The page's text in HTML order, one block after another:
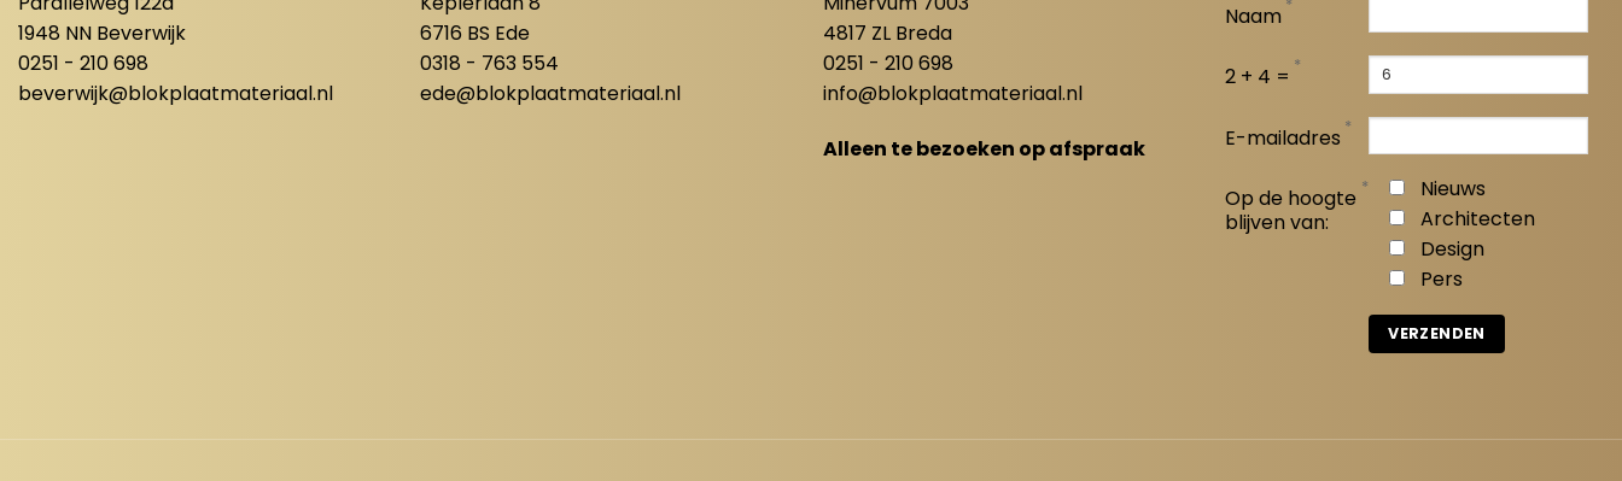
1948 NN Beverwijk
0251 - 210 698
beverwijk@blokplaatmateriaal.nl
6716 BS Ede
0318 - 763 554
ede@blokplaatmateriaal.nl
4817 ZL Breda
0251 - 210 698
info@blokplaatmateriaal.nl
Alleen te bezoeken op afspraak
Naam
2 + 4 = *
E-mailadres *
Op de hoogte
blijven van:
*
Nieuws
Architecten
Design
Pers